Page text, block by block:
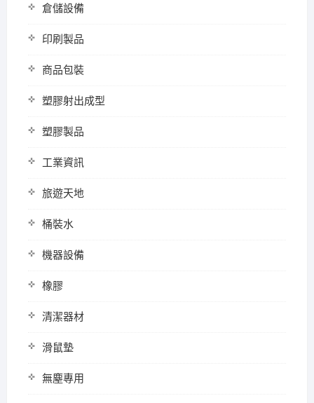
倉儲設備
印刷製品
商品包裝
塑膠射出成型
塑膠製品
工業資訊
旅遊天地
桶裝水
機器設備
橡膠
清潔器材
滑鼠墊
無塵專用